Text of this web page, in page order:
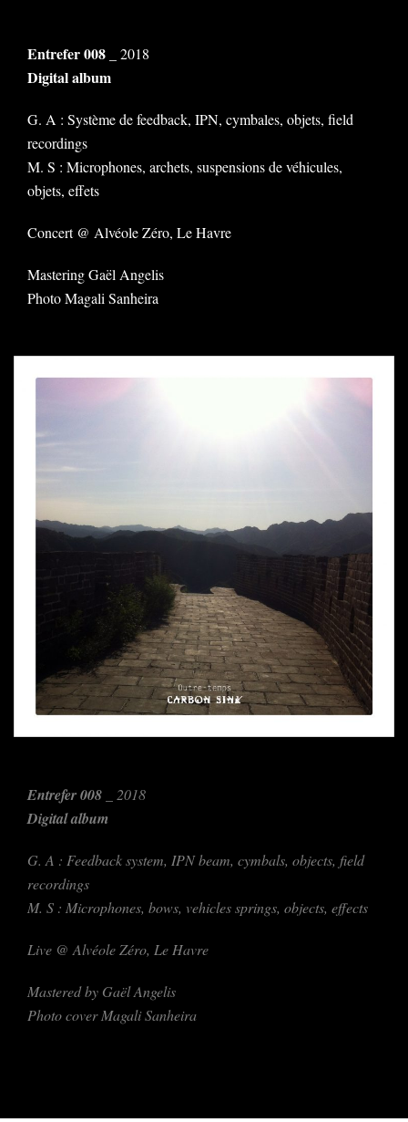
Entrefer 008 _ 2018
Digital album
G. A : Système de feedback, IPN, cymbales, objets, field
recordings
M. S : Microphones, archets, suspensions de véhicules,
objets, effets
Concert @ Alvéole Zéro, Le Havre
Mastering Gaël Angelis
Photo Magali Sanheira
Entrefer 008 _ 2018
Digital album
G. A : Feedback system, IPN beam, cymbals, objects, field
recordings
M. S : Microphones, bows, vehicles springs, objects, effects
Live @ Alvéole Zéro, Le Havre
Mastered by Gaël Angelis
Photo cover Magali Sanheira